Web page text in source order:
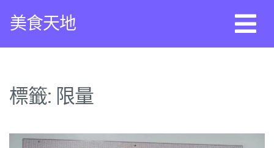
美食天地
標籤: 限量